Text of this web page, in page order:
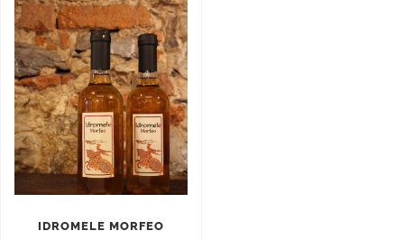
IDROMELE MORFEO